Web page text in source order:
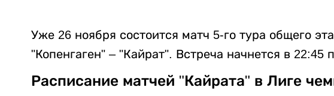
Уже 26 ноября состоится матч 5-го тура общего
"Копенгаген" – "Кайрат". Встреча начнется в 22:45
Расписание матчей "Кайрата" в Лиге